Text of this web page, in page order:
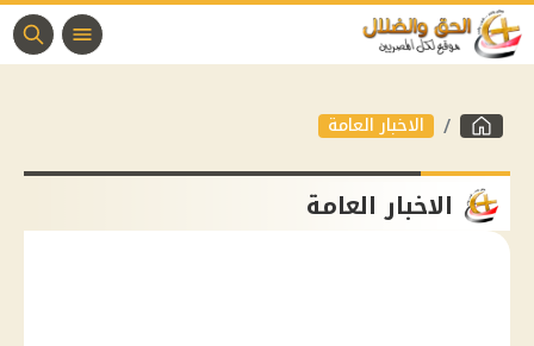
الاخبار العامة
الاخبار العامة